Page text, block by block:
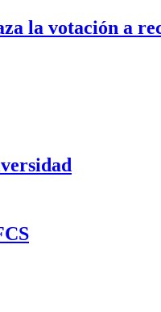
la votación a